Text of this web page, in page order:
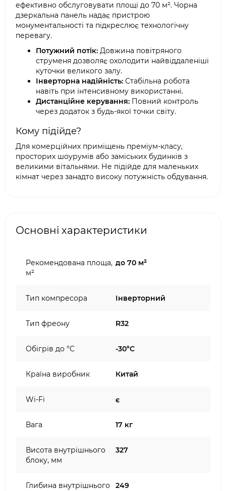
ефективно обслуговувати площі до 70 м². Чорна
дзеркальна панель надає пристрою
монументальності та підкреслює технологічну
перевагу.
Потужний потік: Довжина повітряного
струменя дозволяє охолодити найвіддаленіші
куточки великого залу.
Інверторна надійність: Стабільна робота
навіть при інтенсивному використанні.
Дистанційне керування: Повний контроль
через додаток з будь-якої точки світу.
Кому підійде?
Для комерційних приміщень преміум-класу,
просторих шоурумів або заміських будинків з
великими вітальнями. Не підійде для маленьких
кімнат через занадто високу потужність обдування.
Основні характеристики
Рекомендована площа,
м²
до 70 м²
Тип компресора Інверторний
Тип фреону R32
Обігрів до °C -30°C
Країна виробник Китай
Wi-Fi є
Вага 17 кг
Висота внутрішнього
блоку, мм
327
Глибина внутрішнього 249